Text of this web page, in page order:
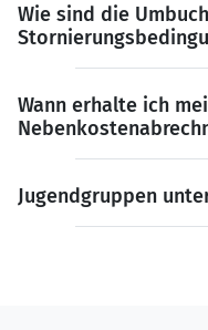
Wie sind die
Wann erhalte ich
Jugendgruppen